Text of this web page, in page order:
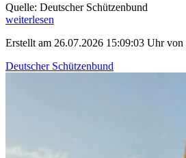
Quelle: Deutscher Schützenbund
weiterlesen
Erstellt am 26.07.2026 15:09:03 Uhr
Deutscher Schützenbund